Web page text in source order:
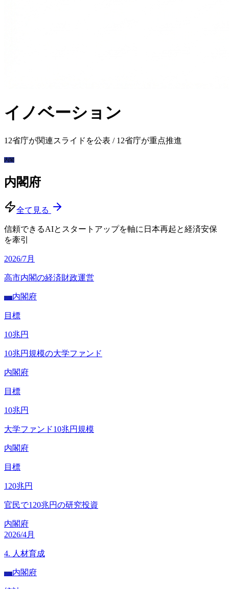
イノベーション
12省庁が関連スライドを公表 / 12省庁が重点推進
内閣
内閣府
全て見る
信頼できるAIとスタートアップを軸に日本再起と経済安保
を牽引
2026/7月
高市内閣の経済財政運営
内閣 内閣府
目標
10兆円
10兆円規模の大学ファンド
内閣府
目標
10兆円
大学ファンド10兆円規模
内閣府
目標
120兆円
官民で120兆円の研究投資
内閣府
2026/4月
4. 人材育成
内閣 内閣府